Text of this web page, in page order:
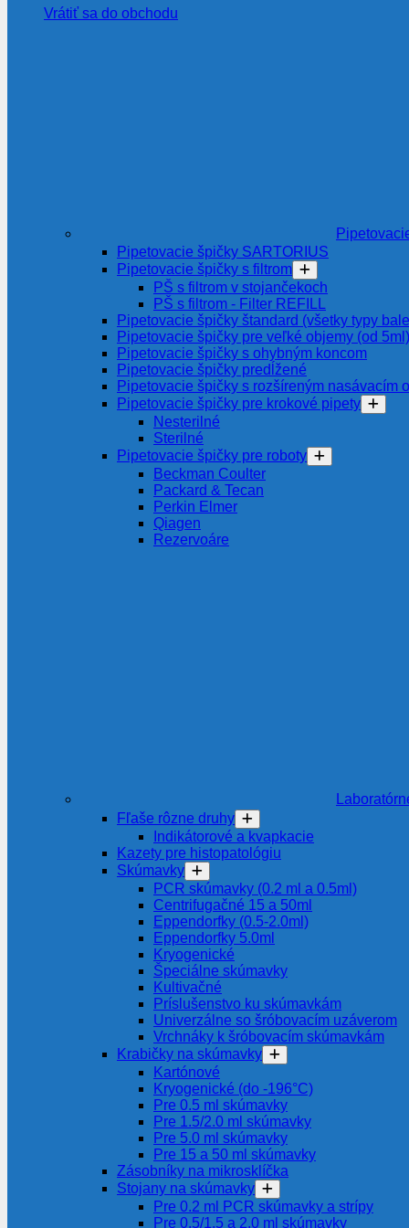
Vrátiť sa do obchodu
Pipetovacie špičky SARTORIUS
Pipetovacie špičky s filtrom
PŠ s filtrom v stojančekoch
PŠ s filtrom - Filter REFILL
Pipetovacie špičky štandard (všetky typy
Pipetovacie špičky pre veľké objemy (od 5ml)
Pipetovacie špičky s ohybným koncom
Pipetovacie špičky predĺžené
Pipetovacie špičky s rozšíreným nasávacím
Pipetovacie špičky pre krokové pipety
Nesterilné
Sterilné
Pipetovacie špičky pre roboty
Beckman Coulter
Packard & Tecan
Perkin Elmer
Qiagen
Rezervoáre
Fľaše rôzne druhy
Indikátorové a kvapkacie
Kazety pre histopatológiu
Skúmavky
PCR skúmavky (0.2 ml a 0.5ml)
Centrifugačné 15 a 50ml
Eppendorfky (0.5-2.0ml)
Eppendorfky 5.0ml
Kryogenické
Špeciálne skúmavky
Kultivačné
Príslušenstvo ku skúmavkám
Univerzálne so šróbovacím uzáverom
Vrchnáky k šróbovacím skúmavkám
Krabičky na skúmavky
Kartónové
Kryogenické (do -196°C)
Pre 0.5 ml skúmavky
Pre 1.5/2.0 ml skúmavky
Pre 5.0 ml skúmavky
Pre 15 a 50 ml skúmavky
Zásobníky na mikrosklíčka
Stojany na skúmavky
Pre 0.2 ml PCR skúmavky a strípy
Pre 0.5/1.5 a 2.0 ml skúmavky